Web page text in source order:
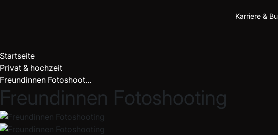
Karriere &
Startseite
Privat & hochzeit
Freundinnen Fotoshoot...
Freundinnen Fotoshooting